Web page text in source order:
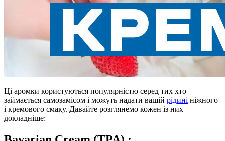
Ці аромки користуються популярністю серед тих хто
займається самозамісом і можуть надати вашій рідині ніжного
і кремового смаку. Давайте розглянемо кожен із них
докладніше: